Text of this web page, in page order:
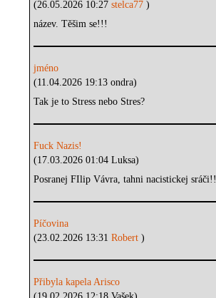
(26.05.2026 10:27stelca77)
název. Těšim se!!!
jméno
(11.04.2026 19:13 ondra)
Tak je to Stress nebo Stres?
Fuck Nazis!
(17.03.2026 01:04 Luksa)
Posranej FIlip Vávra, tahni nacistickej sráči!!
Píčovina
(23.02.2026 13:31Robert)
Přibyla kapela Arisco